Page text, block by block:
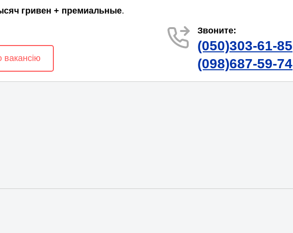
гривен + премиальные.
вакансію
Звоните:
(050)303-61-85
(098)687-59-74